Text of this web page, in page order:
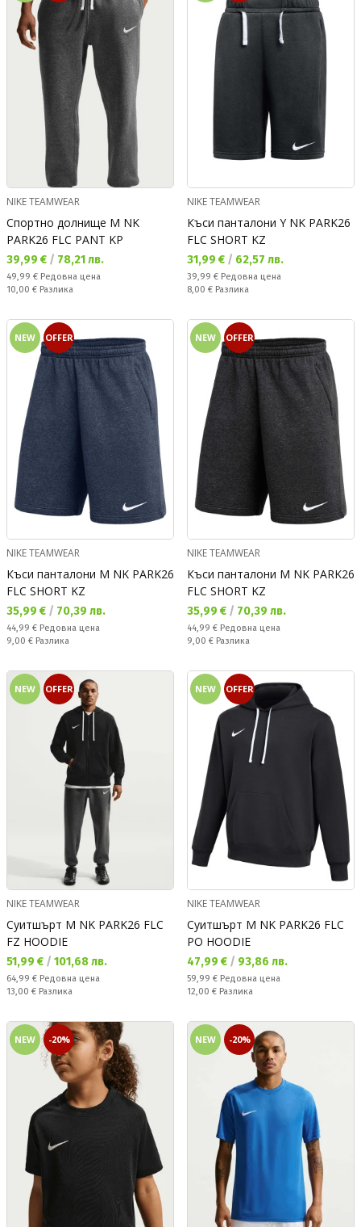
NIKE TEAMWEAR
Спортно долнище M NK
PARK26 FLC PANT KP
Текуща цена:
39,99 € / 78,21 лв.
Редовна цена:
49,99 € Редовна цена
Спестявате:
10,00 € Разлика
NIKE TEAMWEAR
Къси панталони Y NK PARK26
FLC SHORT KZ
Текуща цена:
31,99 € / 62,57 лв.
Редовна цена:
39,99 € Редовна цена
Спестявате:
8,00 € Разлика
NEW OFFER
NIKE TEAMWEAR
Къси панталони M NK PARK26
FLC SHORT KZ
Текуща цена:
35,99 € / 70,39 лв.
Редовна цена:
44,99 € Редовна цена
Спестявате:
9,00 € Разлика
NEW OFFER
NIKE TEAMWEAR
Къси панталони M NK PARK26
FLC SHORT KZ
Текуща цена:
35,99 € / 70,39 лв.
Редовна цена:
44,99 € Редовна цена
Спестявате:
9,00 € Разлика
NEW OFFER
NIKE TEAMWEAR
Суитшърт M NK PARK26 FLC
FZ HOODIE
Текуща цена:
51,99 € / 101,68 лв.
Редовна цена:
64,99 € Редовна цена
Спестявате:
13,00 € Разлика
NEW OFFER
NIKE TEAMWEAR
Суитшърт M NK PARK26 FLC
PO HOODIE
Текуща цена:
47,99 € / 93,86 лв.
Редовна цена:
59,99 € Редовна цена
Спестявате:
12,00 € Разлика
NEW -20% NEW -20%